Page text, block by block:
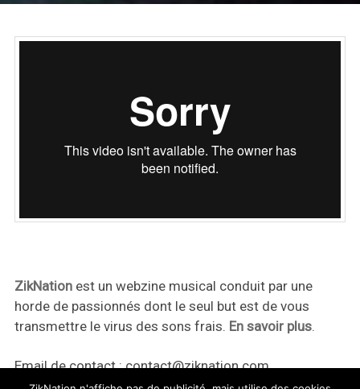
ZikNationest un webzine musical conduit par une
horde de passionnés dont le seul but est de vous
transmettre le virus des sons frais. En savoir plus.
Email de contact :contact@ziknation.com